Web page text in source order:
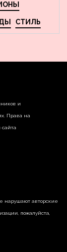
СТИЛЬ
и
Права на
нарушают авторские
пожалуйста,